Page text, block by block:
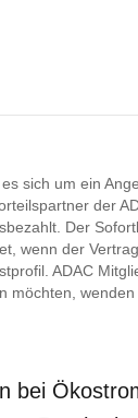
sich um ein
der
Der
wenn der
ADAC
möchten,
bei